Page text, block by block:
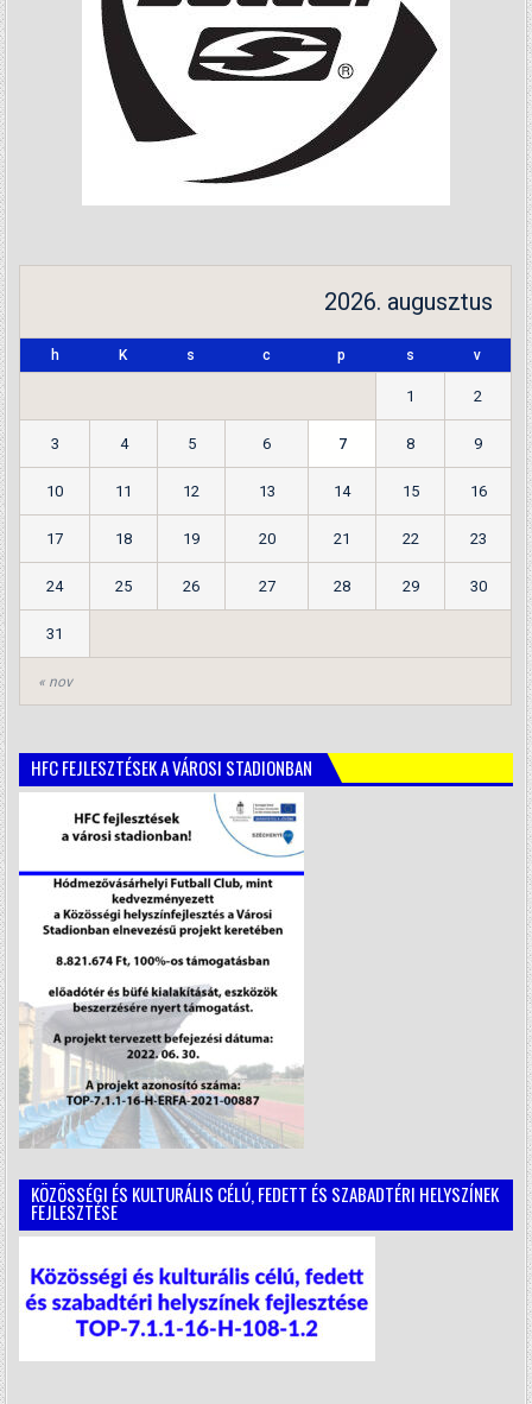
2026. augusztus
h K s c p s v
« nov
1 2
3 4 5 6 7 8 9
10 11 12 13 14 15 16
17 18 19 20 21 22 23
24 25 26 27 28 29 30
31
HFC FEJLESZTÉSEK A VÁROSI STADIONBAN
KÖZÖSSÉGI ÉS KULTURÁLIS CÉLÚ, FEDETT ÉS SZABADTÉRI HELYSZÍNEK
FEJLESZTÉSE